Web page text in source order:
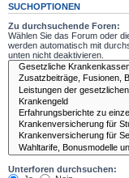
SUCHOPTIONEN
Zu durchsuchende Foren:
Wählen Sie das Forum oder
werden automatisch mit
unten nicht deaktivieren.
Unterforen durchsuchen: